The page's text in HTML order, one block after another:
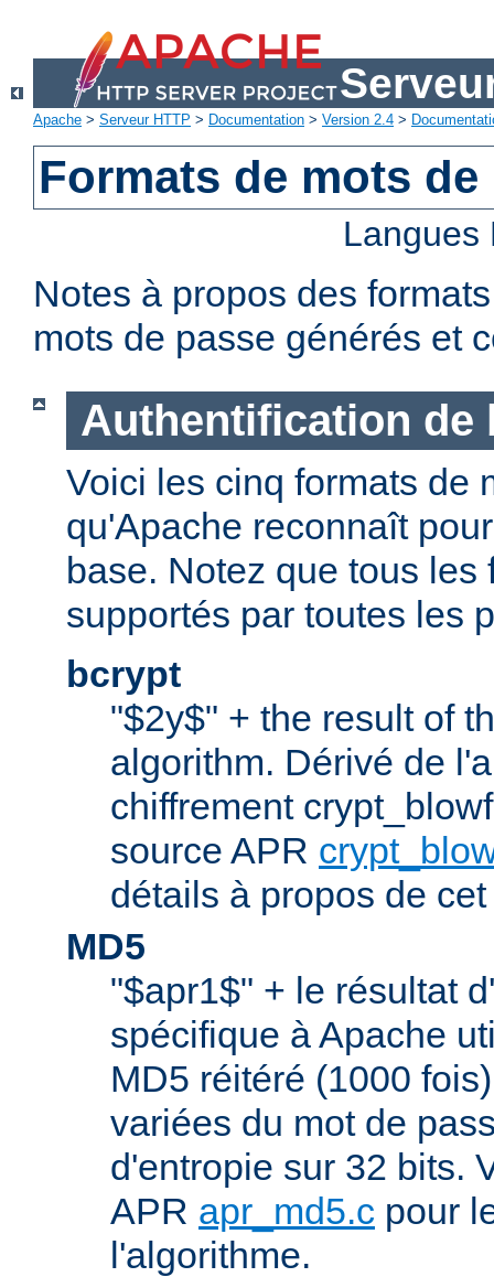
Apache > Serveur HTTP > Documentation > Version 2.4 >
Formats de mots de
Notes à propos des
mots de passe générés et
Authentification de
Voici les cinq formats de
qu'Apache reconnaît
base. Notez que tous les
supportés par toutes les
bcrypt
"$2y$" + the result of
algorithm. Dérivé de
chiffrement
source APR
détails à propos de
MD5
"$apr1$" + le résultat
spécifique à Apache
MD5 réitéré (1000
variées du mot de
d'entropie sur 32 bits.
APR apr_md5.c pour
l'algorithme.